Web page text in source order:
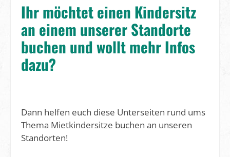
Ihr möchtet einen Kindersitz
an einem unserer Standorte
buchen und wollt mehr Infos
dazu?
Dann helfen euch diese Unterseiten rund ums
Thema Mietkindersitze buchen an unseren
Standorten!